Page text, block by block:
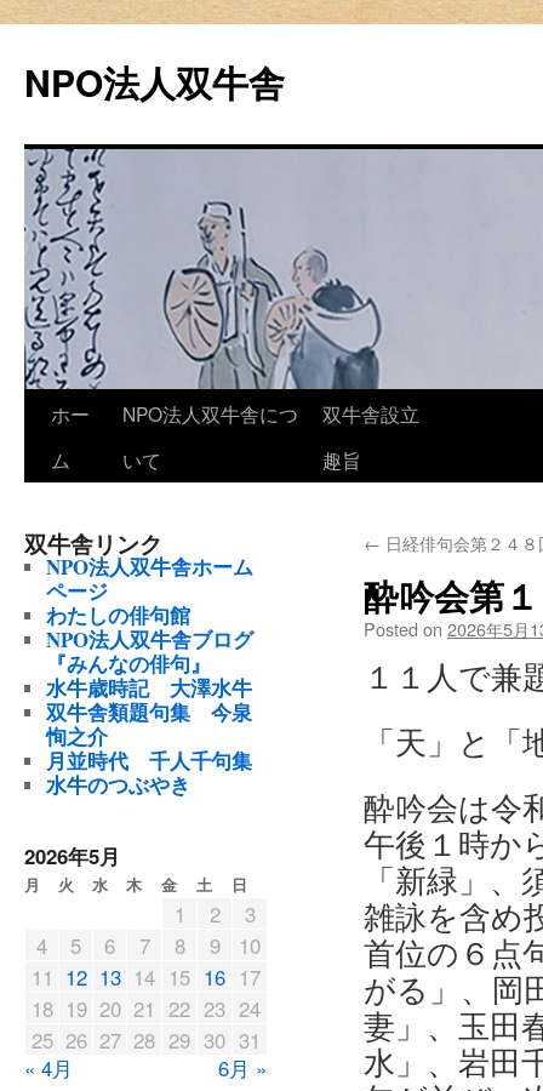
NPO法人双牛舎
Skip
ホー
ム
NPO法人双牛舎につ
いて
双牛舎設立
趣旨
← 日経俳句会第２４
酔吟会第
Posted on 2026年5月
１１人で兼
「天」と
酔吟会は令
午後１時か
「新緑」
雑詠を含め
首位の６点
がる」、岡
妻」、玉田
水」、岩田
双牛舎リンク
NPO法人双牛舎ホーム
ページ
わたしの俳句館
NPO法人双牛舎ブログ
『みんなの俳句』
水牛歳時記大澤水牛
双牛舎類題句集 今泉
恂之介
月並時代 千人千句集
水牛のつぶやき
2026年5月
月 火 水 木 金 土 日
« 4月 6月 »
1 2
3
4
5 6 7 8 9
10
11 12 13 14 15 16 17
18 19 20 21 22 23 24
25 26 27 28 29 30 31